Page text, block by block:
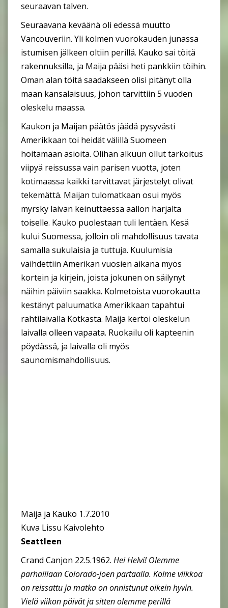
seuraavan talven.
Seuraavana keväänä oli edessä muutto
Vancouveriin. Yli kolmen vuorokauden junassa
istumisen jälkeen oltiin perillä. Kauko sai töitä
rakennuksilla, ja Maija pääsi heti pankkiin töihin.
Oman alan töitä saadakseen olisi pitänyt olla
maan kansalaisuus, johon tarvittiin 5 vuoden
oleskelu maassa.
Kaukon ja Maijan päätös jäädä pysyvästi
Amerikkaan toi heidät välillä Suomeen
hoitamaan asioita. Olihan alkuun ollut tarkoitus
viipyä reissussa vain parisen vuotta, joten
kotimaassa kaikki tarvittavat järjestelyt olivat
tekemättä. Maijan tulomatkaan osui myös
myrsky laivan keinuttaessa aallon harjalta
toiselle. Kauko puolestaan tuli lentäen. Kesä
kului Suomessa, jolloin oli mahdollisuus tavata
samalla sukulaisia ja tuttuja. Kuulumisia
vaihdettiin Amerikan vuosien aikana myös
kortein ja kirjein, joista jokunen on säilynyt
näihin päiviin saakka. Kolmetoista vuorokautta
kestänyt paluumatka Amerikkaan tapahtui
rahtilaivalla Kotkasta. Maija kertoi oleskelun
laivalla olleen vapaata. Ruokailu oli kapteenin
pöydässä, ja laivalla oli myös
saunomismahdollisuus.
Maija ja Kauko 1.7.2010
Kuva Lissu Kaivolehto
Seattleen
Crand Canjon 22.5.1962. Hei Helvi! Olemme
parhaillaan Colorado-joen partaalla. Kolme viikkoa
on reissattu ja matka on onnistunut oikein hyvin.
Vielä viikon päivät ja sitten olemme perillä